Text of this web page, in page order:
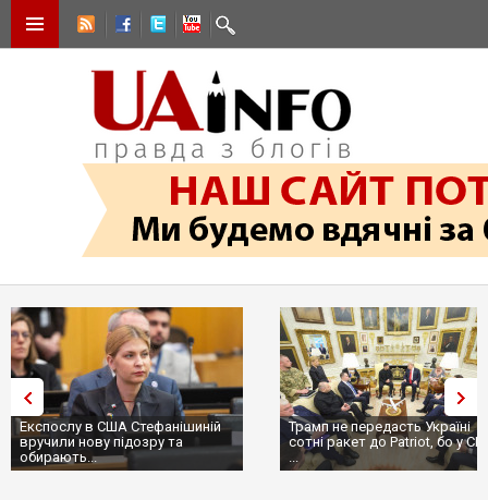
Експослу в США Стефанішиній
вручили нову підозру та
обирають...
Трамп не передасть Україні
сотні ракет до Patriot, бо у
...